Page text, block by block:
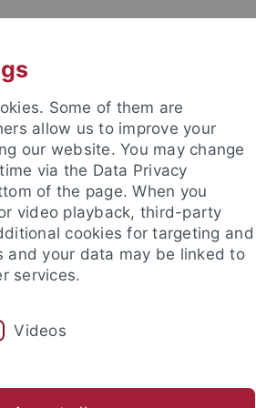
ALL ABOUT THE MIDDLE AGES
Some of them are
allow us to improve your
our website. You may change
via the Data Privacy
of the page. When you
video playback, third-party
cookies for targeting and
and your data may be linked to
services.
Videos